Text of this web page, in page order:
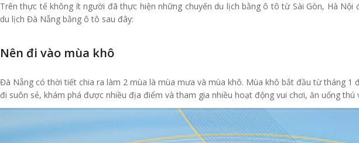
Trên thực tế không ít người đã thực hiện những chuyến du lịch bằng ô tô từ Sài Gòn, Hà
du lịch Đà Nẵng bằng ô tô sau đây:
Nên đi vào mùa khô
Đà Nẵng có thời tiết chia ra làm 2 mùa là mùa mưa và mùa khô. Mùa khô bắt đầu từ tháng
đi suôn sẻ, khám phá được nhiều địa điểm và tham gia nhiều hoạt động vui chơi, ăn uống thú